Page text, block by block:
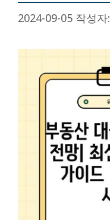
2024-09-05 작성자: